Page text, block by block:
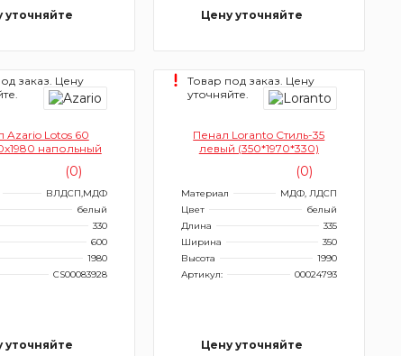
уточняйте Цену уточняйте
заказ. Цену
Azario Lotos 60
напольный
(0)
ВЛДСП,МДФ
белый
330
600
1980
CS00083928
уточняйте
Товар под заказ. Цену
уточняйте.
Пенал Loranto Стиль-35
левый (350*1970*330)
(0)
Материал
МДФ, ЛДСП
Цвет
белый
Длина
335
Ширина
350
Высота
1990
Артикул:
00024793
Цену уточняйте